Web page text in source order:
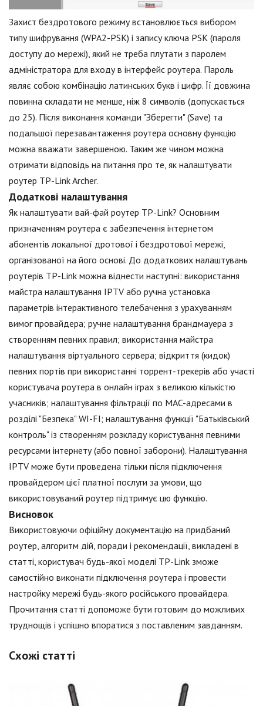
Захист бездротового режиму встановлюється вибором
типу шифрування (WPA2-PSK) і запису ключа PSK (пароля
доступу до мережі), який не треба плутати з паролем
адміністратора для входу в інтерфейс роутера. Пароль
являє собою комбінацію латинських букв і цифр. Її довжина
повинна складати не менше, ніж 8 символів (допускається
до 25). Після виконання команди "Зберегти" (Save) та
подальшої перезавантаження роутера основну функцію
можна вважати завершеною. Таким же чином можна
отримати відповідь на питання про те, як налаштувати
роутер TP-Link Archer.
Додаткові налаштування
Як налаштувати вай-фай роутер TP-Link? Основним
призначенням роутера є забезпечення інтернетом
абонентів локальної дротової і бездротової мережі,
організованої на його основі. До додаткових налаштувань
роутерів TP-Link можна віднести наступні: використання
майстра налаштування IPTV або ручна установка
параметрів інтерактивного телебачення з урахуванням
вимог провайдера; ручне налаштування брандмауера з
створенням певних правил; використання майстра
налаштування віртуального сервера; відкриття (кидок)
певних портів при використанні торрент-трекерів або участі
користувача роутера в онлайн іграх з великою кількістю
учасників; налаштування фільтрації по MAC-адресами в
розділі "Безпека" WI-FI; налаштування функції "Батьківський
контроль" із створенням розкладу користування певними
ресурсами інтернету (або повної заборони). Налаштування
IPTV може бути проведена тільки після підключення
провайдером цієї платної послуги за умови, що
використовуваний роутер підтримує цю функцію.
Висновок
Використовуючи офіційну документацію на придбаний
роутер, алгоритм дій, поради і рекомендації, викладені в
статті, користувач будь-якої моделі TP-Link зможе
самостійно виконати підключення роутера і провести
настройку мережі будь-якого російського провайдера.
Прочитання статті допоможе бути готовим до можливих
труднощів і успішно впоратися з поставленим завданням.
Схожі статті